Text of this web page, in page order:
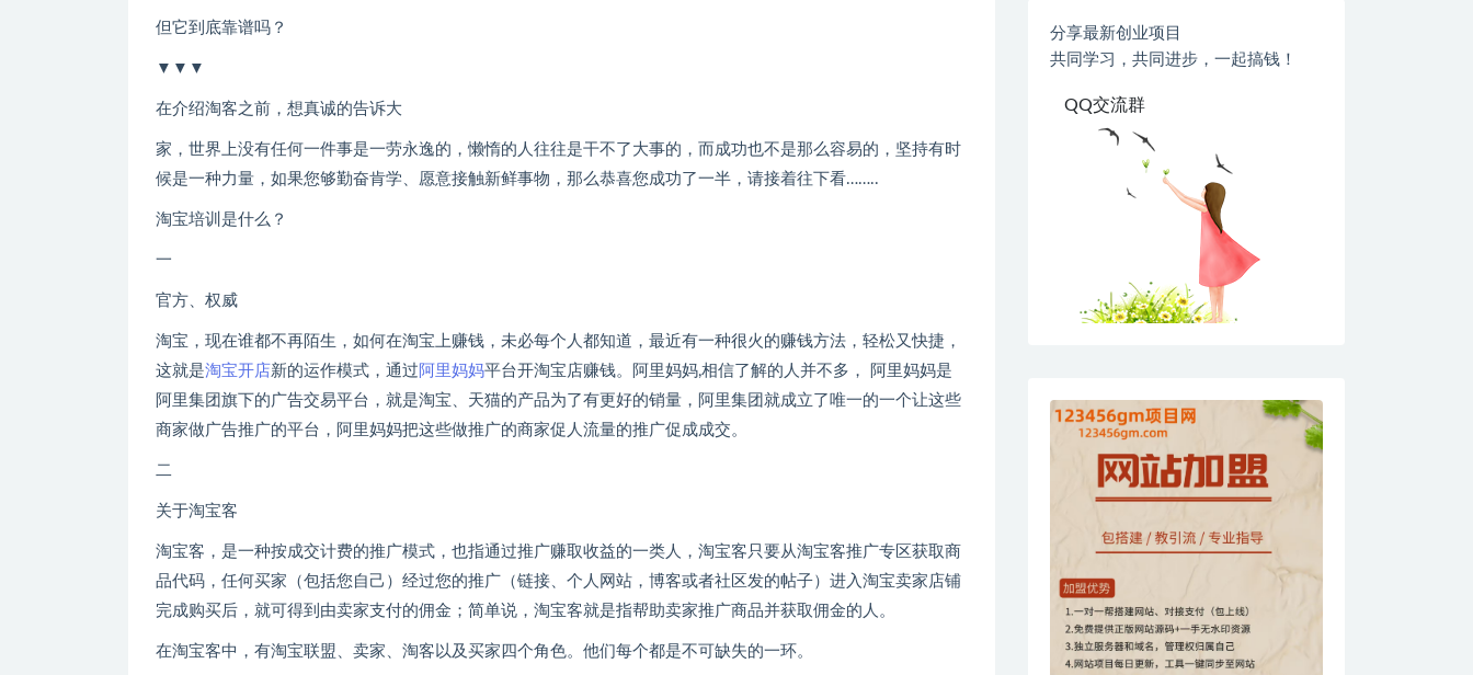
但它到底靠谱吗？
▼▼▼
在介绍淘客之前，想真诚的告诉大
家，世界上没有任何一件事是一劳永逸的，懒惰的人往往是干不了大事的，而成功也不是那么容易的，坚持有时
候是一种力量，如果您够勤奋肯学、愿意接触新鲜事物，那么恭喜您成功了一半，请接着往下看……..
淘宝培训是什么？
一
官方、权威
淘宝，现在谁都不再陌生，如何在淘宝上赚钱，未必每个人都知道，最近有一种很火的赚钱方法，轻松又快捷，
这就是淘宝开店新的运作模式，通过 阿里妈妈平台开淘宝店赚钱。阿里妈妈,相信了解的人并不多， 阿里妈妈是
阿里集团旗下的广告交易平台，就是淘宝、天猫的产品为了有更好的销量，阿里集团就成立了唯一的一个让这些
商家做广告推广的平台，阿里妈妈把这些做推广的商家促人流量的推广促成成交。
二
关于淘宝客
淘宝客，是一种按成交计费的推广模式，也指通过推广赚取收益的一类人，淘宝客只要从淘宝客推广专区获取商
品代码，任何买家（包括您自己）经过您的推广（链接、个人网站，博客或者社区发的帖子）进入淘宝卖家店铺
完成购买后，就可得到由卖家支付的佣金；简单说，淘宝客就是指帮助卖家推广商品并获取佣金的人。
在淘宝客中，有淘宝联盟、卖家、淘客以及买家四个角色。他们每个都是不可缺失的一环。
分享最新创业项目
共同学习，共同进步，一起搞钱！
QQ交流群